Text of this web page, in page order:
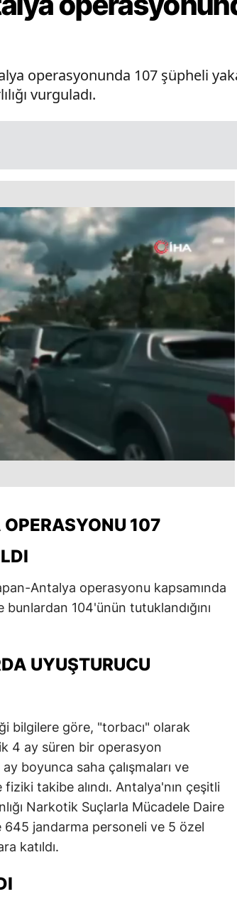
operasyonunda 107 şüpheli
vurguladı.
107
Antalya operasyonu kapsamında
bunlardan 104'ünün tutuklandığını
UYUŞTURUCU
bilgilere göre, "torbacı" olarak
4 ay süren bir operasyon
boyunca saha çalışmaları ve
takibe alındı. Antalya'nın çeşitli
Narkotik Suçlarla Mücadele Daire
645 jandarma personeli ve 5 özel
katıldı.